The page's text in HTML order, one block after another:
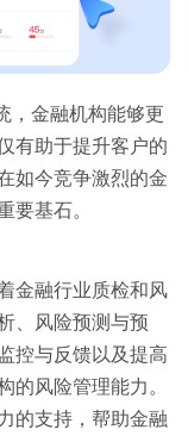
，金融机构能够更
有助于提升客户的
如今竞争激烈的金
要基石。
金融行业质检和风
、风险预测与预
控与反馈以及提高
的风险管理能力。
的支持，帮助金融